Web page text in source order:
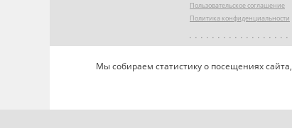
Пользовательское соглашение
Политика конфиденциальности
РУКОВОДИТЕЛЮ
Мы собираем статистику о посещениях сайта,